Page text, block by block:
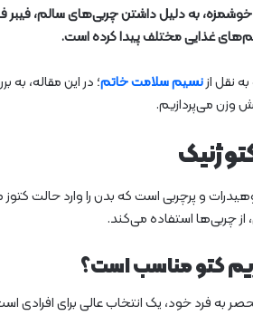
خوشمزه، به دلیل داشتن چربی‌های سالم، فیبر
غذایی مختلف پیدا کرده است.
نقل ازنسیم سلامت خاتم؛ در این مقاله،
وزن می‌پردازیم.
و پرچربی است که بدن را وارد حالت
چربی‌ها استفاده می‌کند.
کتو مناسب است؟
به فرد خود، یک انتخاب عالی برای افرادی